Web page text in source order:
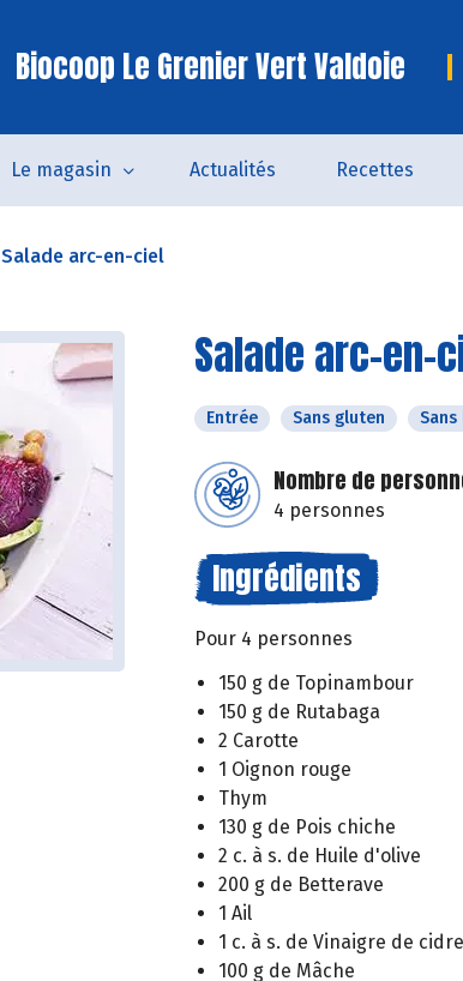
Biocoop Le Grenier Vert Valdoie
Le magasin Actualités Recettes
Salade arc-en-ciel
Salade arc-en-
Entrée Sans gluten
Nombre de
4 personnes
Ingrédients
Pour 4 personnes
150 g de Topinambour
150 g de Rutabaga
2 Carotte
1 Oignon rouge
Thym
130 g de Pois chiche
2 c. à s. de Huile d'olive
200 g de Betterave
1 Ail
1 c. à s. de Vinaigre de cidre
100 g de Mâche